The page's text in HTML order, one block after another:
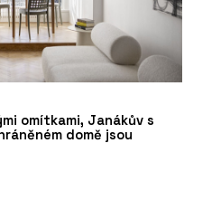
omítkami, Janákův s
domě jsou